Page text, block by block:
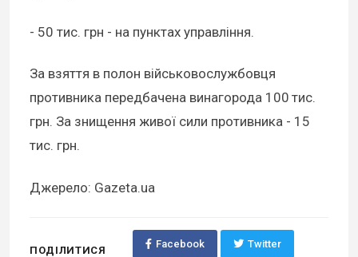
- 50 тис. грн - на пунктах управління.
За взяття в полон військовослужбовця
противника передбачена винагорода 100 тис.
грн. За знищення живої сили противника - 15
тис. грн.
Джерело: Gazeta.ua
ПОДІЛИТИСЯ
Facebook Twitter